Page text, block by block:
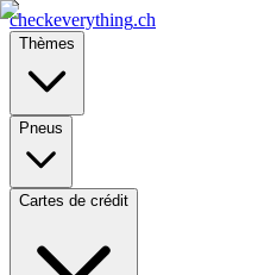
checkeverything.ch
Thèmes
Pneus
Cartes de crédit